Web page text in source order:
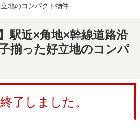
地のコンパクト物件
駅近×角地×幹線道路沿
揃った好立地のコンパ
了しました。